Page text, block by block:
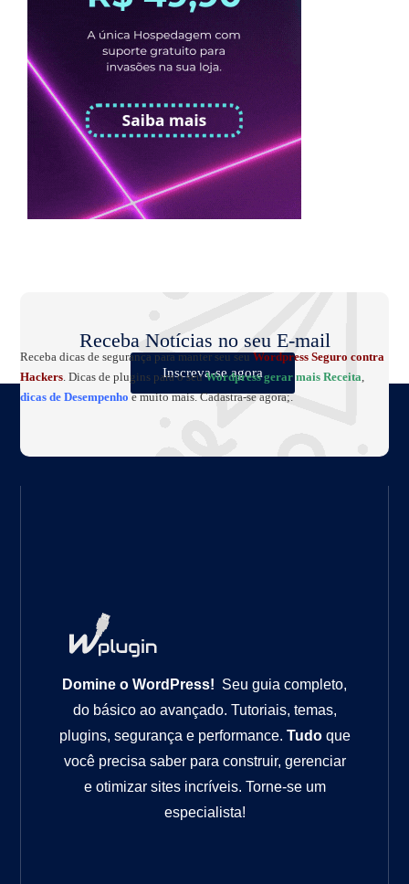
Receba Notícias no seu E-mail
Inscreva-se agora
Receba dicas de segurança para manter seu seuWordpress Seguro contra
Hackers. Dicas de plugins para o seuWordpress gerar mais Receita,
dicas de Desempenho e muito mais. Cadastra-se agora;.
Domine o WordPress! Seu guia completo,
do básico ao avançado. Tutoriais, temas,
plugins, segurança e performance. Tudoque
você precisa saber para construir, gerenciar
e otimizar sites incríveis. Torne-se um
especialista!